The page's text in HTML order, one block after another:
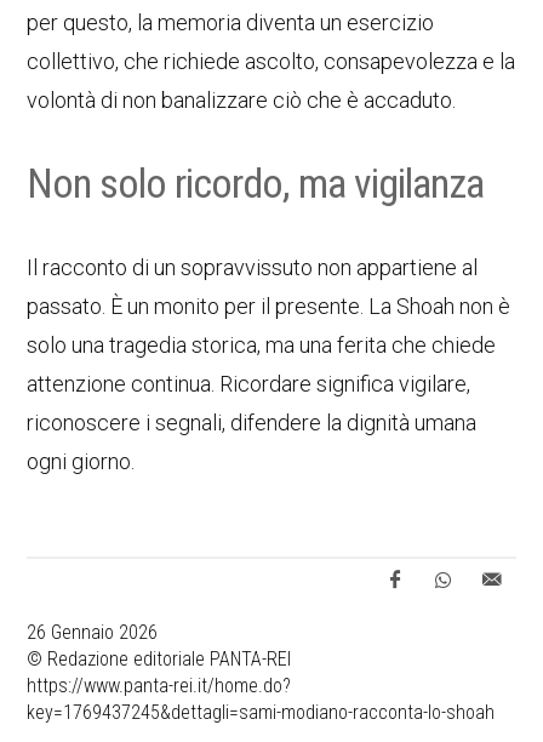
per questo, la memoria diventa un esercizio
collettivo, che richiede ascolto, consapevolezza e la
volontà di non banalizzare ciò che è accaduto.
Non solo ricordo, ma vigilanza
Il racconto di un sopravvissuto non appartiene al
passato. È un monito per il presente. La Shoah non è
solo una tragedia storica, ma una ferita che chiede
attenzione continua. Ricordare significa vigilare,
riconoscere i segnali, difendere la dignità umana
ogni giorno.
26 Gennaio 2026
© Redazione editoriale PANTA-REI
https://www.panta-rei.it/home.do?
key=1769437245&dettagli=sami-modiano-racconta-lo-shoah